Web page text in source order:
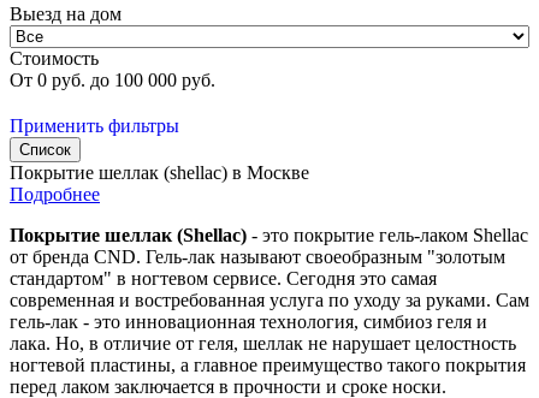
Выезд на дом
Стоимость
От 0 руб. до 100 000 руб.
Применить фильтры
Список
Покрытие шеллак (shellac) в Москве
Подробнее
Покрытие шеллак (Shellac) - это покрытие гель-лаком Shellac
от бренда CND. Гель-лак называют своеобразным "золотым
стандартом" в ногтевом сервисе. Сегодня это самая
современная и востребованная услуга по уходу за руками. Сам
гель-лак - это инновационная технология, симбиоз геля и
лака. Но, в отличие от геля, шеллак не нарушает целостность
ногтевой пластины, а главное преимущество такого покрытия
перед лаком заключается в прочности и сроке носки.